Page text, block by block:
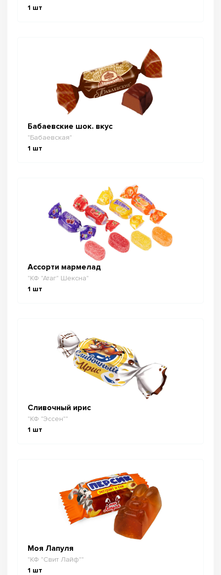
1 шт
Бабаевские шок. вкус
"Бабаевская"
1 шт
Ассорти мармелад
"КФ "Атаг" Шексна"
1 шт
Сливочный ирис
"КФ "Эссен""
1 шт
Моя Лапуля
"КФ "Свит Лайф""
1 шт